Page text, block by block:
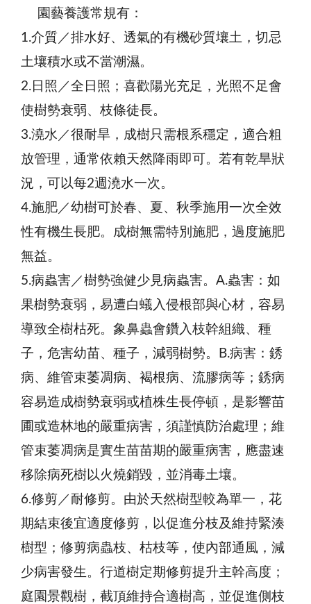
園藝養護常規有：
1.介質／排水好、透氣的有機砂質壤土，切忌
土壤積水或不當潮濕。
2.日照／全日照；喜歡陽光充足，光照不足會
使樹勢衰弱、枝條徒長。
3.澆水／很耐旱，成樹只需根系穩定，適合粗
放管理，通常依賴天然降雨即可。若有乾旱狀
況，可以每2週澆水一次。
4.施肥／幼樹可於春、夏、秋季施用一次全效
性有機生長肥。成樹無需特別施肥，過度施肥
無益。
5.病蟲害／樹勢強健少見病蟲害。A.蟲害：如
果樹勢衰弱，易遭白蟻入侵根部與心材，容易
導致全樹枯死。象鼻蟲會鑽入枝幹組織、種
子，危害幼苗、種子，減弱樹勢。B.病害：銹
病、維管束萎凋病、褐根病、流膠病等；銹病
容易造成樹勢衰弱或植株生長停頓，是影響苗
圃或造林地的嚴重病害，須謹慎防治處理；維
管束萎凋病是實生苗苗期的嚴重病害，應盡速
移除病死樹以火燒銷毀，並消毒土壤。
6.修剪／耐修剪。由於天然樹型較為單一，花
期結束後宜適度修剪，以促進分枝及維持緊湊
樹型；修剪病蟲枝、枯枝等，使內部通風，減
少病害發生。行道樹定期修剪提升主幹高度；
庭園景觀樹，截頂維持合適樹高，並促進側枝